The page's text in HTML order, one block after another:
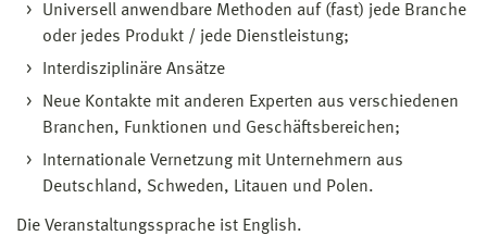
Universell anwendbare Methoden auf (fast) jede Branche
oder jedes Produkt / jede Dienstleistung;
Interdisziplinäre Ansätze
Neue Kontakte mit anderen Experten aus verschiedenen
Branchen, Funktionen und Geschäftsbereichen;
Internationale Vernetzung mit Unternehmern aus
Deutschland, Schweden, Litauen und Polen.
Die Veranstaltungssprache ist English.